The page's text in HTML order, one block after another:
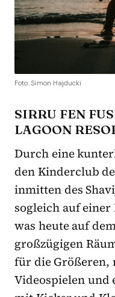
Foto: Simon Hajducki
SIRRU FEN
LAGOON
Durch eine
den Kinderclub
inmitten des
sogleich auf
was heute auf
großzügigen
für die
Videospielen